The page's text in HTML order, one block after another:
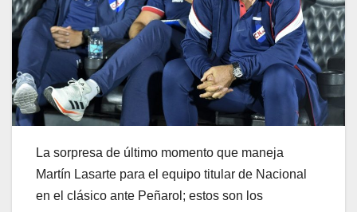
La sorpresa de último momento que maneja
Martín Lasarte para el equipo titular de Nacional
en el clásico ante Peñarol; estos son los